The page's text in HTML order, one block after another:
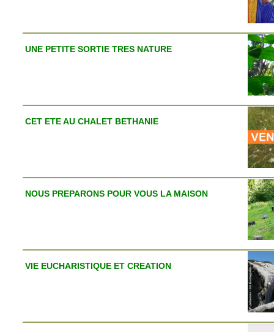
UNE PETITE SORTIE TRES NATURE
CET ETE AU CHALET BETHANIE
NOUS PREPARONS POUR VOUS LA MAISON
VIE EUCHARISTIQUE ET CREATION